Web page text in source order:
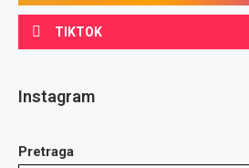
TIKTOK
Instagram
Pretraga